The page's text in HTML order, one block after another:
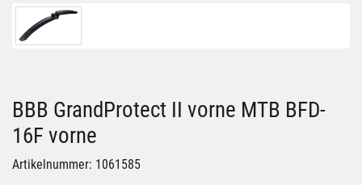
BBB GrandProtect II vorne MTB BFD-
16F vorne
Artikelnummer: 1061585